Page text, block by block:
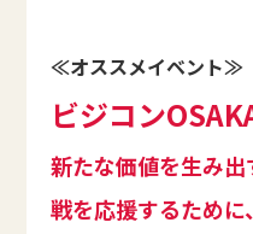
≪オススメイベント≫
ビジコン
新たな価値を生み
戦を応援するため